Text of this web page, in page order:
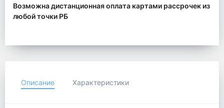
Возможна дистанционная оплата картами рассрочек из
любой точки РБ
Описание Характеристики